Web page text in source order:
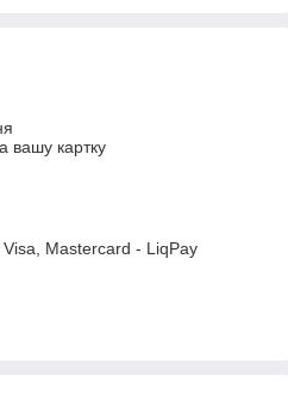
вашу картку
Mastercard - LiqPay